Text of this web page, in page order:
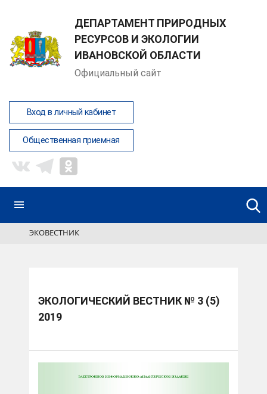
ДЕПАРТАМЕНТ ПРИРОДНЫХ
РЕСУРСОВ И ЭКОЛОГИИ
ИВАНОВСКОЙ ОБЛАСТИ
Официальный сайт
Вход в личный кабинет
Общественная приемная
ЭКОВЕСТНИК
ЭКОЛОГИЧЕСКИЙ ВЕСТНИК № 3 (5)
2019